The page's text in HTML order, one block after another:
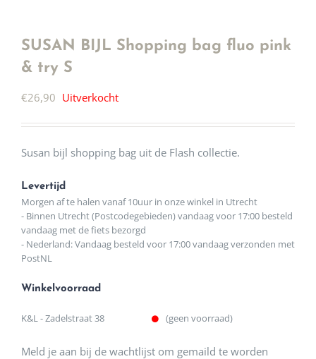
SUSAN BIJL Shopping bag fluo pink
& try S
€26,90 Uitverkocht
Susan bijl shopping bag uit de Flash collectie.
Levertijd
Morgen af te halen vanaf 10uur in onze winkel in Utrecht
- Binnen Utrecht (Postcodegebieden) vandaag voor 17:00 besteld
vandaag met de fiets bezorgd
- Nederland: Vandaag besteld voor 17:00 vandaag verzonden met
PostNL
Winkelvoorraad
K&L - Zadelstraat 38 (geen voorraad)
Meld je aan bij de wachtlijst om gemaild te worden